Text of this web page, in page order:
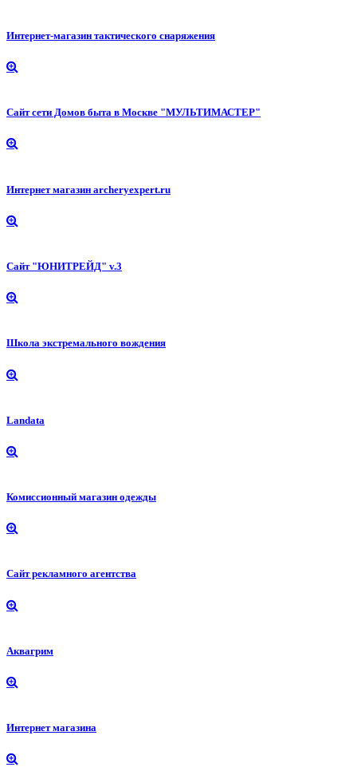
Интернет-магазин тактического снаряжения
Сайт сети Домов быта в Москве "МУЛЬТИМАСТЕР"
Интернет магазин archeryexpert.ru
Cайт "ЮНИТРЕЙД" v.3
Школа экстремального вождения
Landata
Комиссионный магазин одежды
Сайт рекламного агентства
Аквагрим
Интернет магазина